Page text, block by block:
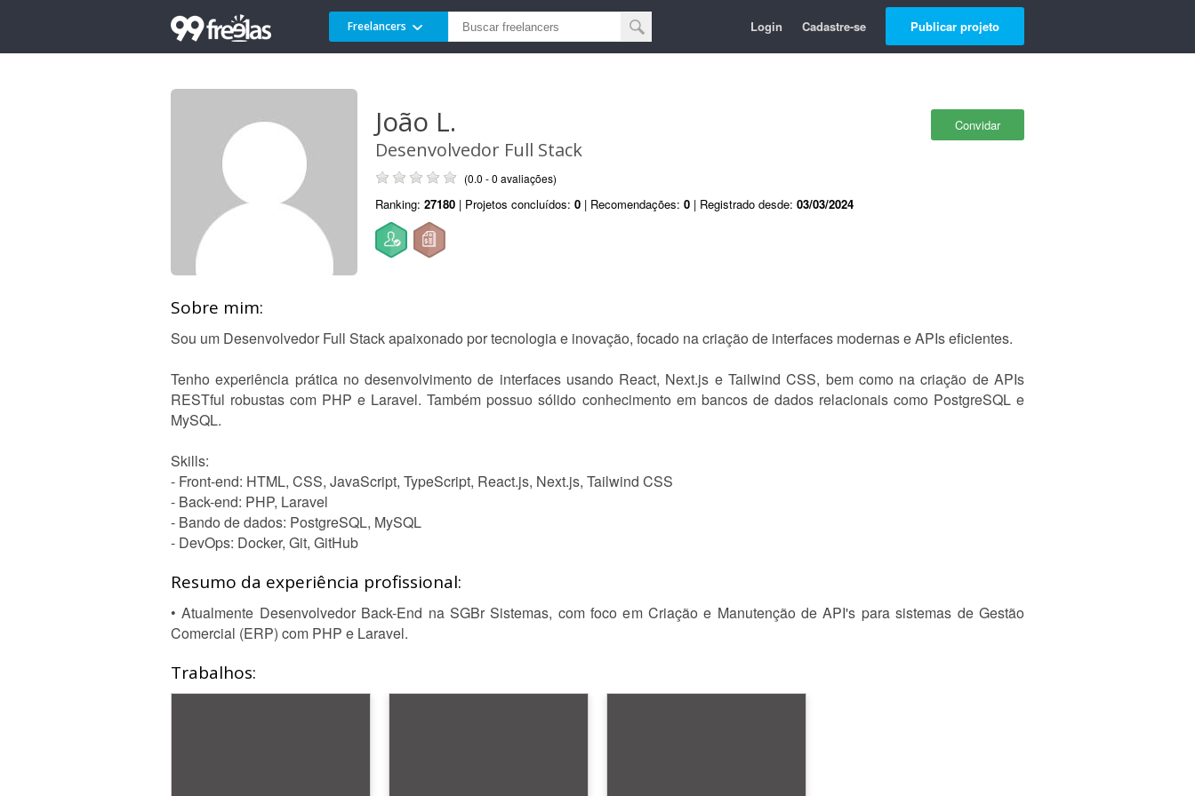
Freelancers Login Cadastre-se Publicar projeto
Convidar
João L.
Desenvolvedor Full Stack
(0.0 - 0 avaliações)
Ranking: 27180 | Projetos concluídos: 0 | Recomendações: 0 | Registrado desde: 03/03/2024
Sobre mim:
Sou um Desenvolvedor Full Stack apaixonado por tecnologia e inovação, focado na criação de interfaces modernas e APIs eficientes.
Tenho experiência prática no desenvolvimento de interfaces usando React, Next.js e Tailwind CSS, bem como na criação de APIs
RESTful robustas com PHP e Laravel. Também possuo sólido conhecimento em bancos de dados relacionais como PostgreSQL e
MySQL.
Skills:
- Front-end: HTML, CSS, JavaScript, TypeScript, React.js, Next.js, Tailwind CSS
- Back-end: PHP, Laravel
- Bando de dados: PostgreSQL, MySQL
- DevOps: Docker, Git, GitHub
Resumo da experiência profissional:
• Atualmente Desenvolvedor Back-End na SGBr Sistemas, com foco em Criação e Manutenção de API's para sistemas de Gestão
Comercial (ERP) com PHP e Laravel.
Trabalhos: